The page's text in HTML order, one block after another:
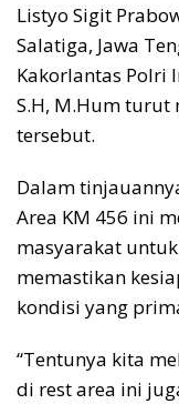
Listyo Sigit
Salatiga, Jawa
Kakorlantas Polri
S.H, M.Hum
tersebut.
Dalam
Area KM 456 ini
masyarakat
memastikan
kondisi yang
“Tentunya kita
di rest area ini